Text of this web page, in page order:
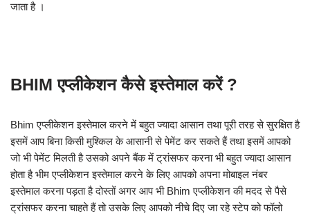
जाता है ।
BHIM एप्लीकेशन कैसे इस्तेमाल करें ?
Bhim एप्लीकेशन इस्तेमाल करने में बहुत ज्यादा आसान तथा पूरी तरह से सुरक्षित है
इसमें आप बिना किसी मुश्किल के आसानी से पेमेंट कर सकते हैं तथा इसमें आपको
जो भी पेमेंट मिलती है उसको अपने बैंक में ट्रांसफर करना भी बहुत ज्यादा आसान
होता है भीम एप्लीकेशन इस्तेमाल करने के लिए आपको अपना मोबाइल नंबर
इस्तेमाल करना पड़ता है दोस्तों अगर आप भी Bhim एप्लीकेशन की मदद से पैसे
ट्रांसफर करना चाहते हैं तो उसके लिए आपको नीचे दिए जा रहे स्टेप को फॉलो